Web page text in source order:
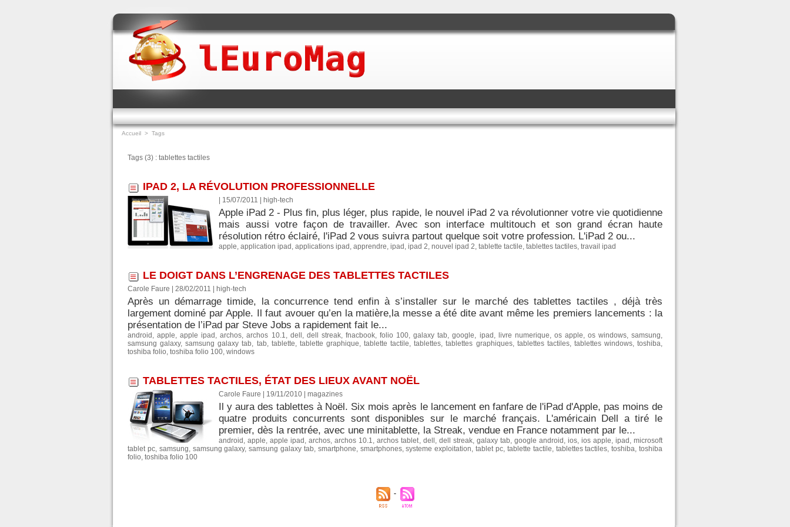
Accueil > Tags
Tags (3) : tablettes tactiles
IPAD 2, LA RÉVOLUTION PROFESSIONNELLE
| 15/07/2011 high-tech
Apple iPad 2 - Plus fin, plus léger, plus rapide, le nouvel iPad 2 va révolutionner votre vie quotidienne
mais aussi votre façon de travailler. Avec son interface multitouch et son grand écran haute
résolution rétro éclairé, l'iPad 2 vous suivra partout quelque soit votre profession. L'iPad 2 ou...
apple, application ipad , applications ipad , apprendre, ipad , ipad 2, nouvel ipad 2, tablette tactile, tablettes tactiles, travail ipad
LE DOIGT DANS L’ENGRENAGE DES TABLETTES TACTILES
Carole Faure | 28/02/2011 high-tech
Après un démarrage timide, la concurrence tend enfin à s’installer sur le marché des tablettes tactiles , déjà très
largement dominé par Apple. Il faut avouer qu’en la matière,la messe a été dite avant même les premiers lancements : la
présentation de l’iPad par Steve Jobs a rapidement fait le...
android ,apple,apple ipad ,archos,archos 10.1, dell , dell streak, fnacbook,folio 100,galaxy tab,google, ipad , livre numerique, os apple, os windows,samsung,
samsung galaxy,samsung galaxy tab, tab, tablette, tablette graphique,tablette tactile,tablettes,tablettes graphiques, tablettes tactiles, tablettes windows,toshiba,
toshiba folio, toshiba folio 100, windows
TABLETTES TACTILES, ÉTAT DES LIEUX AVANT NOËL
Carole Faure | 19/11/2010 magazines
Il y aura des tablettes à Noël. Six mois après le lancement en fanfare de l'iPad d'Apple, pas moins de
quatre produits concurrents sont disponibles sur le marché français. L'américain Dell a tiré le
premier, dès la rentrée, avec une minitablette, la Streak, vendue en France notamment par le...
android ,apple,apple ipad ,archos,archos 10.1,archos tablet, dell , dell streak, galaxy tab, google android , ios,ios apple,ipad ,microsoft
tablet pc, samsung, samsung galaxy,samsung galaxy tab, smartphone, smartphones,systeme exploitation,tablet pc, tablette tactile, tablettes tactiles,toshiba,toshiba
folio, toshiba folio 100